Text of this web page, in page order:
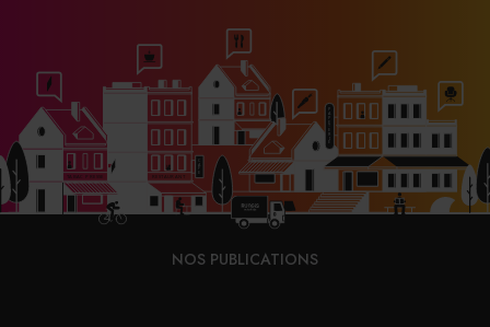
31/07/2026
À Paris, le Doobie’s renaît sous la forme d’une
maison de collectionneur
31/07/2026
Vins fins : la Chine affiche ses ambitions
NOS PUBLICATIONS